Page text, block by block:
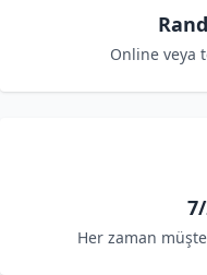
Online veya
Her zaman